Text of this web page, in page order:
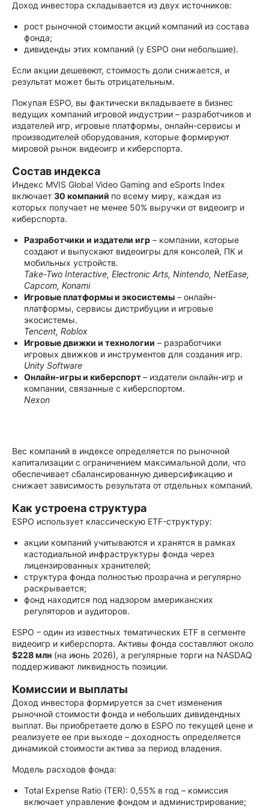
Доход инвестора складывается из двух источников:
рост рыночной стоимости акций компаний из состава
фонда;
дивиденды этих компаний (у ESPO они небольшие).
Если акции дешевеют, стоимость доли снижается, и
результат может быть отрицательным.
Покупая ESPO, вы фактически вкладываете в бизнес
ведущих компаний игровой индустрии – разработчиков и
издателей игр, игровые платформы, онлайн-сервисы и
производителей оборудования, которые формируют
мировой рынок видеоигр и киберспорта.
Состав индекса
Индекс MVIS Global Video Gaming and eSports Index
включает 30 компаний по всему миру, каждая из
которых получает не менее 50% выручки от видеоигр и
киберспорта.
Разработчики и издатели игр – компании, которые
создают и выпускают видеоигры для консолей, ПК и
мобильных устройств.
Take-Two Interactive, Electronic Arts, Nintendo, NetEase,
Capcom, Konami
Игровые платформы и экосистемы – онлайн-
платформы, сервисы дистрибуции и игровые
экосистемы.
Tencent, Roblox
Игровые движки и технологии – разработчики
игровых движков и инструментов для создания игр.
Unity Software
Онлайн-игры и киберспорт– издатели онлайн-игр и
компании, связанные с киберспортом.
Nexon
Вес компаний в индексе определяется по рыночной
капитализации с ограничением максимальной доли, что
обеспечивает сбалансированную диверсификацию и
снижает зависимость результата от отдельных компаний.
Как устроена структура
ESPO использует классическую ETF-структуру:
акции компаний учитываются и хранятся в рамках
кастодиальной инфраструктуры фонда через
лицензированных хранителей;
структура фонда полностью прозрачна и регулярно
раскрывается;
фонд находится под надзором американских
регуляторов и аудиторов.
ESPO – один из известных тематических ETF в сегменте
видеоигр и киберспорта. Активы фонда составляют около
$228 млн (на июнь 2026), а регулярные торги на NASDAQ
поддерживают ликвидность позиции.
Комиссии и выплаты
Доход инвестора формируется за счет изменения
рыночной стоимости фонда и небольших дивидендных
выплат. Вы приобретаете долю в ESPO по текущей цене и
реализуете ее при выходе – доходность определяется
динамикой стоимости актива за период владения.
Модель расходов фонда:
Total Expense Ratio (TER): 0,55% в год – комиссия
включает управление фондом и администрирование;